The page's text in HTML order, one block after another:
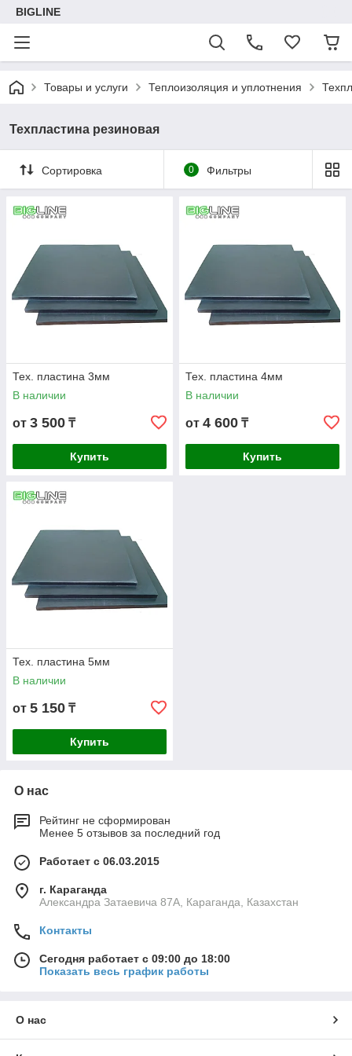
BIGLINE
Товары и услуги Теплоизоляция и уплотнения
Техпластина резиновая
Сортировка 0 Фильтры
Тех. пластина 3мм
В наличии
от 3 500 ₸
Купить
Тех. пластина 4мм
В наличии
от 4 600 ₸
Купить
Тех. пластина 5мм
В наличии
от 5 150 ₸
Купить
О нас
Рейтинг не сформирован
Менее 5 отзывов за последний год
Работает с 06.03.2015
г. Караганда
Александра Затаевича 87А, Караганда, Казахстан
Контакты
Сегодня работает с 09:00 до 18:00
Показать весь график работы
О нас